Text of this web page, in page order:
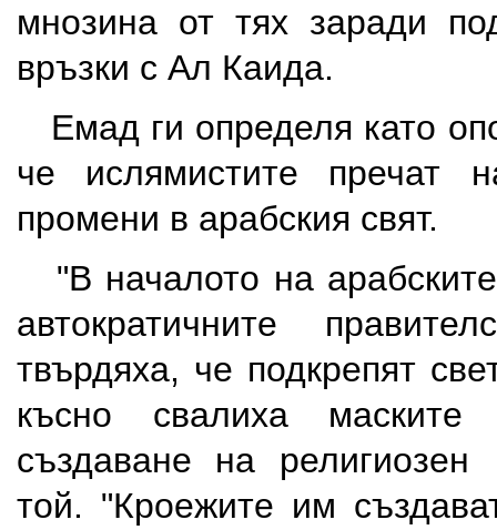
мнозина от тях заради
връзки с Ал Каида.
Емад ги определя като
че ислямистите пречат
промени в арабския свят.
"В началото на
автократичните
твърдяха, че подкрепят
късно свалиха
създаване на
той. "Кроежите им